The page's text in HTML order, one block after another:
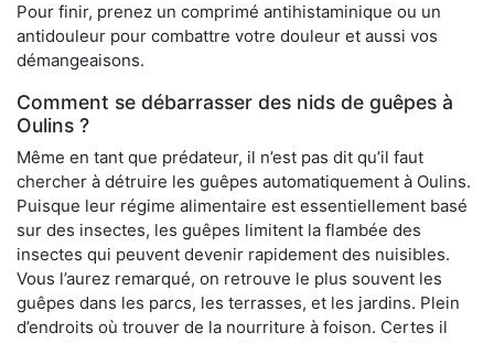
Pour finir, prenez un comprimé antihistaminique ou un
antidouleur pour combattre votre douleur et aussi vos
démangeaisons.
Comment se débarrasser des nids de guêpes à
Oulins ?
Même en tant que prédateur, il n’est pas dit qu’il faut
chercher à détruire les guêpes automatiquement à Oulins.
Puisque leur régime alimentaire est essentiellement basé
sur des insectes, les guêpes limitent la flambée des
insectes qui peuvent devenir rapidement des nuisibles.
Vous l’aurez remarqué, on retrouve le plus souvent les
guêpes dans les parcs, les terrasses, et les jardins. Plein
d’endroits où trouver de la nourriture à foison. Certes il